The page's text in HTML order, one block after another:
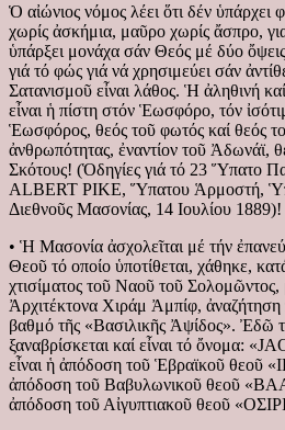
Ὁ αἰώνιος νόμος λέει ὅτι δέν ὑπάρχει
χωρίς ἀσκήμια, μαῦρο χωρίς ἄσπρο,
ὑπάρξει μονάχα σάν Θεός μέ δύο
γιά τό φώς γιά νά χρησιμεύει σάν
Σατανισμοῦ εἶναι λάθος. Ἡ ἀληθινή
εἶναι ἡ πίστη στόν Ἑωσφόρο, τόν
Ἑωσφόρος, θεός τοῦ φωτός καί θεός
ἀνθρωπότητας, ἐναντίον τοῦ Ἀδωνάϊ,
Σκότους! (Ὁδηγίες γιά τό 23 Ὕπατο
ALBERT PIKE, Ὕπατου Ἁρμοστή,
Διεθνοῦς Μασονίας, 14 Ιουλίου 1889)!
• Ἡ Μασονία ἀσχολεῖται μέ τήν
Θεοῦ τό οποίο ὑποτίθεται, χάθηκε,
χτισίματος τοῦ Ναοῦ τοῦ
Ἀρχιτέκτονα Χιράμ Ἀμπίφ, ἀναζήτηση
βαθμό τῆς «Βασιλικῆς Ἀψίδος». Ἐδῶ
ξαναβρίσκεται καί εἶναι τό ὄνομα:
εἶναι ἡ ἀπόδοση τοῦ Ἑβραϊκοῦ
ἀπόδοση τοῦ Βαβυλωνικοῦ θεοῦ
ἀπόδοση τοῦ Αἰγυπτιακοῦ θεοῦ